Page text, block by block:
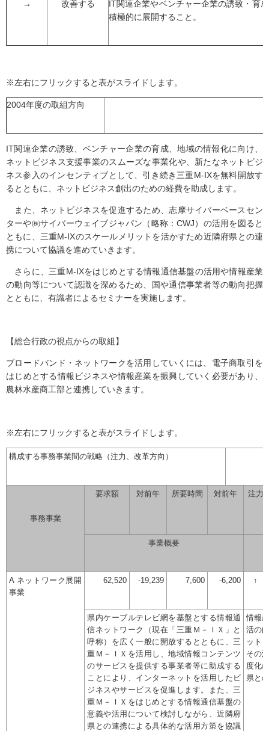
→ 改善する
IT関連企業やベンチャー企業の誘致・育
積極的に展開すること。
※左右にフリックすると表がスライドします。
2004年度の取組方向
IT関連企業の誘致、ベンチャー企業の育成、地域の情報化に向け、
ネットビジネス支援事業のスムーズな事業化や、新たなネットビジ
ネス参入のインセンティブとして、引き続き三重M-IXを無料開放す
るとともに、ネットビジネス創出のための経費を助成します。
また、ネットビジネスを促進するため、志摩サイバーベースセン
ターや㈱サイバーウェイブジャパン（略称：CWJ）の活用を図ると
ともに、三重M-IXのスケールメリットを活かすため近隣府県との連
携について協議を進めていきます。
さらに、三重M-IXをはじめとする情報通信基盤の活用や情報産業
の動向等について認識を深めるため、国や通信事業者等の動向把握
とともに、有識者によるセミナーを実施します。
【総合行政の視点からの取組】
ブロードバンド・ネットワークを活用していくには、電子商取引を
はじめとする情報ビジネスや情報産業を振興していく必要があり、
農林水産商工部と連携していきます。
※左右にフリックすると表がスライドします。
構成する事務事業間の戦略（注力、改革方向）
事務事業
要求額 対前年 所要時間 対前年 注力
事業概要
A ネットワーク展開
事業
62,520 -19,239 7,600 -6,200 ↑
県内ケーブルテレビ網を基盤とする情報通
信ネットワーク（現在「三重Ｍ－ＩＸ」と
呼称）を広く一般に開放するとともに、三
重Ｍ－ＩＸを活用し、地域情報コンテンツ
のサービスを提供する事業者等に助成する
ことにより、インターネットを活用したビ
ジネスやサービスを促進します。また、三
重Ｍ－ＩＸをはじめとする情報通信基盤の
意義や活用について検討しながら、近隣府
県との連携による具体的な活用方策を協議
情報
活の
ット
その
度化
県と